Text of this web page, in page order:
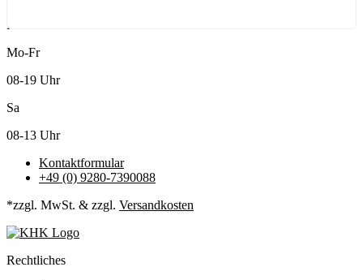
Kundenservice
Mo-Fr
08-19 Uhr
Sa
08-13 Uhr
Kontaktformular
+49 (0) 9280-7390088
*zzgl. MwSt. & zzgl. Versandkosten
Rechtliches